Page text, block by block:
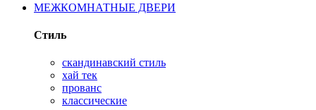
МЕЖКОМНАТНЫЕ ДВЕРИ
Стиль
скандинавский стиль
хай тек
прованс
классические